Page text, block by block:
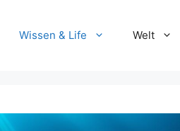
Wissen & Life Welt